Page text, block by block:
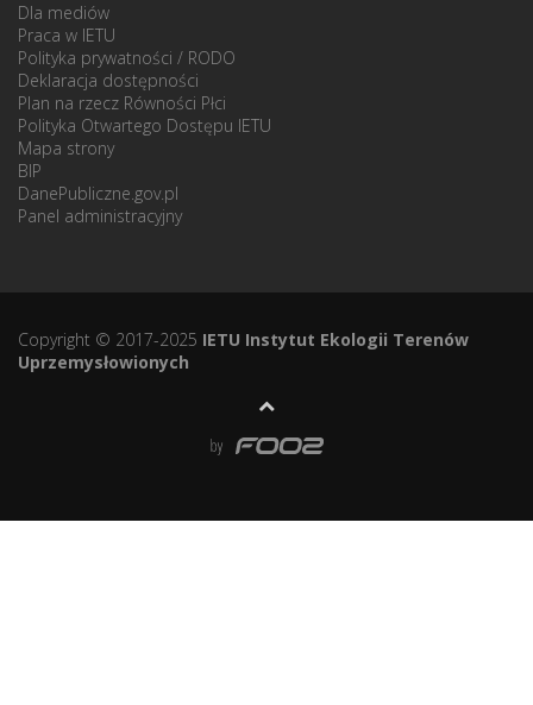
Dla mediów
Praca w IETU
Polityka prywatności / RODO
Deklaracja dostępności
Plan na rzecz Równości Płci
Polityka Otwartego Dostępu IETU
Mapa strony
BIP
DanePubliczne.gov.pl
Panel administracyjny
Copyright © 2017-2025 IETU Instytut Ekologii Terenów
Uprzemysłowionych